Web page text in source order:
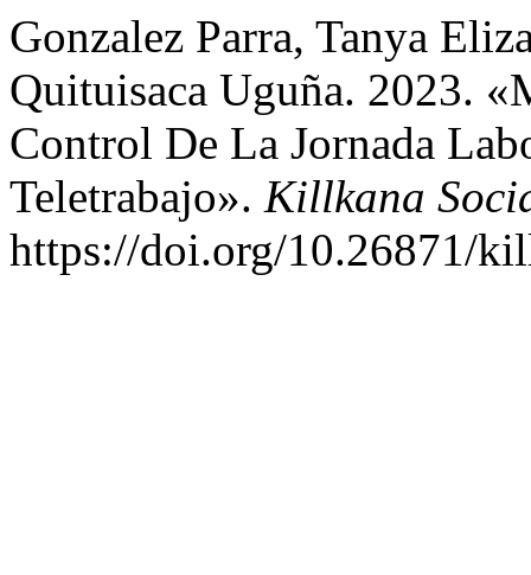
Gonzalez Parra, Tanya
Quituisaca Uguña. 2023.
Control De La Jornada
Teletrabajo». Killkana
https://doi.org/10.26871/